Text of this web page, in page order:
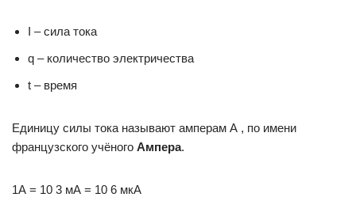
I – сила тока
q – количество электричества
t – время
Единицу силы тока называют амперам А , по имени
французского учёного Ампера.
1А = 10 3 мА = 10 6 мкА